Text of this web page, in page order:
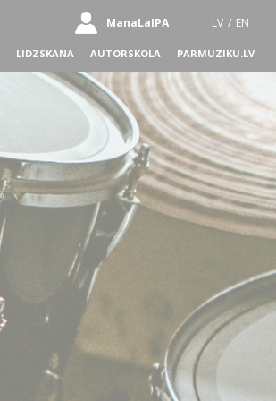
ManaLaIPA LV / EN
LIDZSKANA AUTORSKOLA PARMUZIKU.LV